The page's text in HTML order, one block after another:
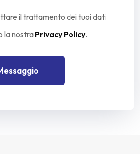
il trattamento dei tuoi dati
la nostra Privacy Policy.